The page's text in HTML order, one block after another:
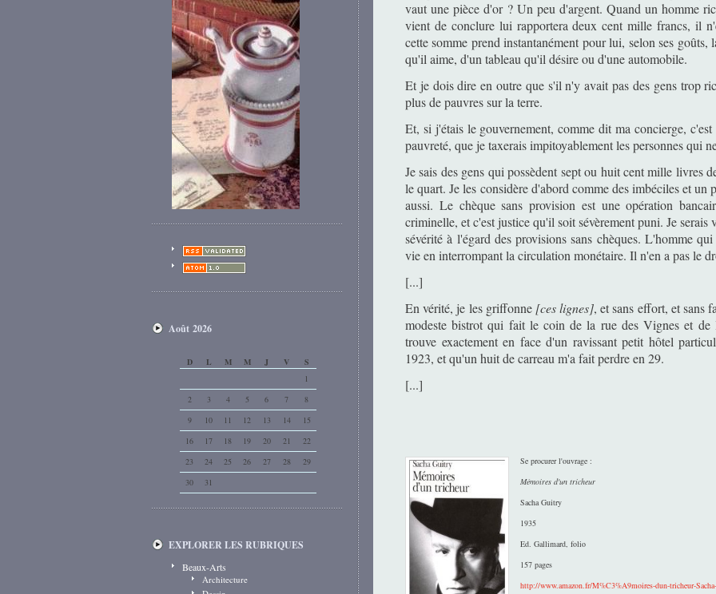
Août 2026
D L M M J V
S
1
2
3 4 5 6 7
8
9
10 11 12 13 14
15
16
17 18 19 20 21
22
23
24 25 26 27 28
29
30
31
EXPLORER LES RUBRIQUES
Beaux-Arts
Architecture
vaut une pièce d'or ? Un peu d'argent. Quand un homme
vient de conclure lui rapportera deux cent mille francs, il
cette somme prend instantanément pour lui, selon ses
qu'il aime, d'un tableau qu'il désire ou d'une automobile.
Et je dois dire en outre que s'il n'y avait pas des gens trop
plus de pauvres sur la terre.
Et, si j'étais le gouvernement, comme dit ma concierge,
pauvreté, que je taxerais impitoyablement les personnes qui
Je sais des gens qui possèdent sept ou huit cent mille livres
le quart. Je les considère d'abord comme des imbéciles et un
aussi. Le chèque sans provision est une opération
criminelle, et c'est justice qu'il soit sévèrement puni. Je
sévérité à l'égard des provisions sans chèques. L'homme
vie en interrompant la circulation monétaire. Il n'en a pas le
[...]
En vérité, je les griffonne [ces lignes], et sans effort, et sans
modeste bistrot qui fait le coin de la rue des Vignes et
trouve exactement en face d'un ravissant petit hôtel
1923, et qu'un huit de carreau m'a fait perdre en 29.
[...]
Se procurer l'ouvrage :
Mémoires d'un tricheur
Sacha Guitry
1935
Ed. Gallimard, folio
157 pages
http://www.amazon.fr/M%C3%A9moires-dun-tricheur-